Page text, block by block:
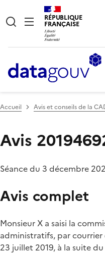
RÉPUBLIQUE
FRANÇAISE
Accueil Avis et conseils de la
Avis
Séance du 3 décembre
Avis complet
Monsieur X a saisi la
administratifs, par courrier
23 juillet 2019, à la suite